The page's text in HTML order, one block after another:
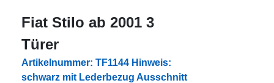
Fiat Stilo ab 2001 3
Türer
Artikelnummer: TF1144 Hinweis:
schwarz mit Lederbezug Ausschnitt